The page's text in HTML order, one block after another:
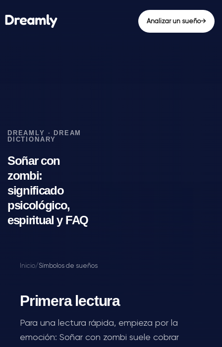
Analizar un sueño→
Soñar con
zombi:
significado
psicológico,
espiritual y FAQ
Inicio/ Símbolos de sueños
Primera lectura
Para una lectura rápida, empieza por la
emoción: Soñar con zombi suele cobrar